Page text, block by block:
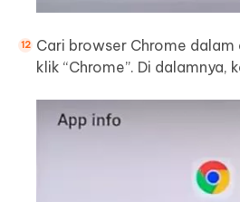
Cari browser Chrome
klik “Chrome”. Di dalamnya,